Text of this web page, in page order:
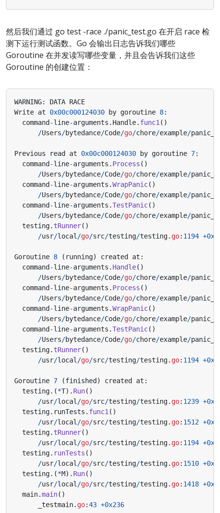
然后我们通过 go test -race ./panic_test.go 在开启 race 检
测下运行测试函数。Go 会输出日志告诉我们哪些
Goroutine 在并发读写哪些变量，并且会告诉我们这些
Goroutine 的创建位置：
WARNING: DATA RACE
Write at 0x00c000124030 by goroutine 8:
command -line-arguments . Handle. func1 ()
/Users/bytedance/Code/go/chore/example/
Previous read at 0x00c000124030 by goroutine 7:
command -line-arguments . Process ()
/Users/bytedance/Code/go/chore/example/
command -line-arguments .WrapPanic()
/Users/bytedance/Code/go/chore/example/
command -line-arguments .TestPanic()
/Users/bytedance/Code/go/chore/example/
testing. tRunner()
/usr/local /go/src/testing/testing. go: 1194 +
Goroutine 8 ( running) created at :
command -line-arguments . Handle()
/Users/bytedance/Code/go/chore/example/
command -line-arguments . Process ()
/Users/bytedance/Code/go/chore/example/
command -line-arguments .WrapPanic()
/Users/bytedance/Code/go/chore/example/
command -line-arguments .TestPanic()
/Users/bytedance/Code/go/chore/example/
testing. tRunner()
/usr/local /go/src/testing/testing. go: 1194 +
Goroutine 7 (finished ) created at :
testing.(*T). Run()
/usr/local /go/src/testing/testing. go: 1239 +
testing. runTests . func1 ()
/usr/local /go/src/testing/testing. go: 1512 +
testing. tRunner()
/usr/local /go/src/testing/testing. go: 1194 +
testing. runTests ()
/usr/local /go/src/testing/testing. go: 1510 +
testing.(*M). Run()
/usr/local /go/src/testing/testing. go: 1418 +
main.main()
_testmain. go:43 +0x236